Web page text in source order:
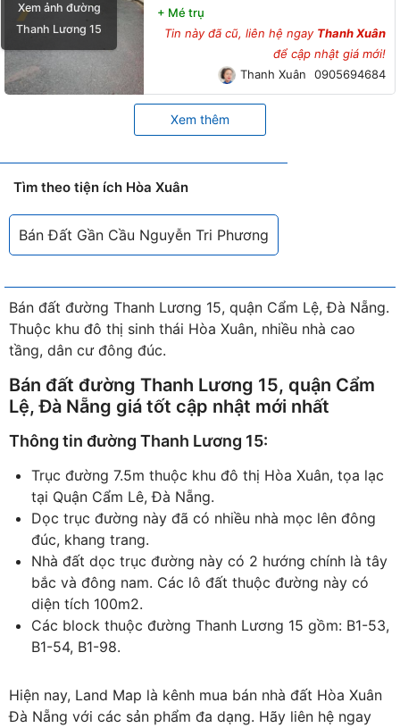
Xem ảnh đường
Thanh Lương 15
+ Mé trụ
Tin này đã cũ, liên hệ ngay Thanh Xuân
để cập nhật giá mới!
Thanh Xuân
0905694684
Xem thêm
Tìm theo tiện ích Hòa Xuân
Bán Đất Gần Cầu Nguyễn Tri Phương
Bán đất đường Thanh Lương 15, quận Cẩm Lệ, Đà Nẵng.
Thuộc khu đô thị sinh thái Hòa Xuân, nhiều nhà cao
tầng, dân cư đông đúc.
Bán đất đường Thanh Lương 15, quận Cẩm
Lệ, Đà Nẵng giá tốt cập nhật mới nhất
Thông tin đường Thanh Lương 15:
Trục đường 7.5m thuộc khu đô thị Hòa Xuân, tọa lạc
tại Quận Cẩm Lê, Đà Nẵng.
Dọc trục đường này đã có nhiều nhà mọc lên đông
đúc, khang trang.
Nhà đất dọc trục đường này có 2 hướng chính là tây
bắc và đông nam. Các lô đất thuộc đường này có
diện tích 100m2.
Các block thuộc đường Thanh Lương 15 gồm: B1-53,
B1-54, B1-98.
Hiện nay, Land Map là kênh mua bán nhà đất Hòa Xuân
Đà Nẵng với các sản phẩm đa dạng. Hãy liên hệ ngay